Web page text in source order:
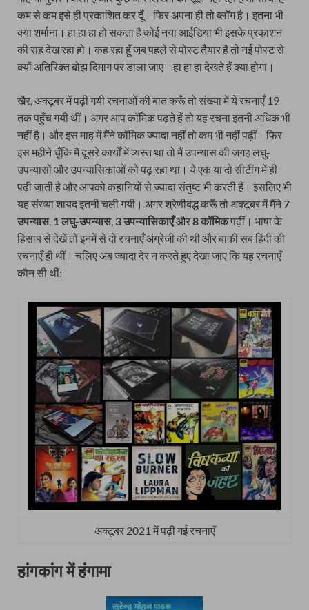
कम से कम इसे ही प्रकाशित कर दूँ। फिर अपना ही तो ब्लॉग है। इतना भी
क्या शर्माना। हा हा हा हो सकता है कोई नया आईडिया भी इसके प्रकाशन
की राह देख रहा हो। कह रहा हूँ जब पहले से पोस्ट तैयार है तो नई पोस्ट से
क्यों अतिरिक्त बोझ दिमाग पर डाला जाए। हा हा हा देखते हैं क्या होगा।
खैर, अक्टूबर में पढ़ी गयी रचनाओं की बात करूँ तो संख्या में ये रचनाएँ 19
तक पहुँच गयी थीं। अगर आप कॉमिक पढ़ते हैं तो यह रचना इतनी अधिक भी
नहीं है। और इस माह में मैंने कॉमिक ज्यादा नहीं तो कम भी नहीं पढ़ीं। फिर
इस महीने चूँकि मैं दूसरे कार्यों में व्यस्त था तो मैं उपन्यास की जगह लघु-
उपन्यासों और उपन्यासिकाओं को पढ़ रहा था। ये एक या दो सीटींग में ही
पढ़ी जाती है और आपको कहानियों से ज्यादा संतुष्ट भी करती हैं। इसलिए भी
यह संख्या शायद इतनी चली गयी। अगर श्रेणीबद्ध करूँ तो अक्टूबर में मैंने7
उपन्यास, 1 लघु-उपन्यास, 3 उपन्यासिकाएँऔर8 कॉमिकपढ़ीं। भाषा के
हिसाब से देखें तो इनमें से दो रचनाएँ अंग्रेजी की थी और बाकी सब हिंदी की
रचनाएँ ही थीं। चलिए अब ज्यादा देर न करते हुए देखा जाए कि यह रचनाएँ
कौन सी थीं:
अक्टूबर 2021 में पढ़ी गई रचनाएँ
हांगकांग में हंगामा